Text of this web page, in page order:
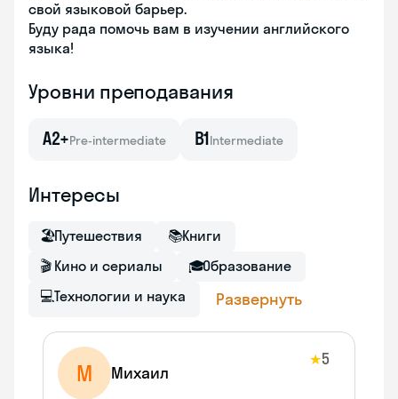
свой языковой барьер.
Буду рада помочь вам в изучении английского
языка!
Уровни преподавания
A2+Pre-intermediate B1Intermediate
Интересы
🏖Путешествия 📚Книги
🎬 Кино и сериалы 🎓Образование
💻Технологии и наука Развернуть
М Михаил
★5